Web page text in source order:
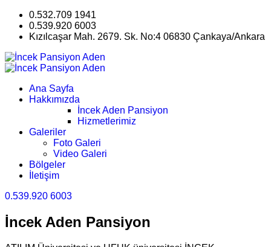
0.532.709 1941
0.539.920 6003
Kızılcaşar Mah. 2679. Sk. No:4 06830 Çankaya/Ankara
Ana Sayfa
Hakkımızda
İncek Aden Pansiyon
Hizmetlerimiz
Galeriler
Foto Galeri
Video Galeri
Bölgeler
İletişim
0.539.920 6003
İncek Aden Pansiyon